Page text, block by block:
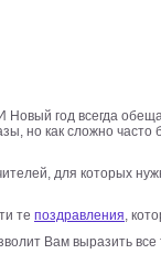
год всегда
но как сложно
для которых
те поздравления,
Вам выразить